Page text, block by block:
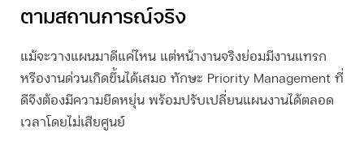
ตามสถานการณ์จริง
แม้จะวางแผนมาดีแค่ไหน แต่หน้างานจริงย่อมมีงานแทรก
หรืองานด่วนเกิดขึ้นได้เสมอ ทักษะ Priority Management ที่
ดีจึงต้องมีความยืดหยุ่น พร้อมปรับเปลี่ยนแผนงานได้ตลอด
เวลาโดยไม่เสียศูนย์